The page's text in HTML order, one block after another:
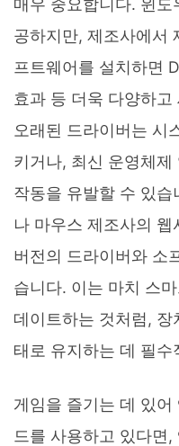
공하지만, 제조사에서
프트웨어를 설치하면
효과 등 더욱 다양하
오래된 드라이버는 시
키거나, 최신 운영체제
작동을 유발할 수 있습
나 마우스 제조사의
버전의 드라이버와 소
습니다. 이는 마치 스
데이트하는 것처럼,
태로 유지하는 데 필수
게임을 즐기는 데 있
드를 사용하고 있다면